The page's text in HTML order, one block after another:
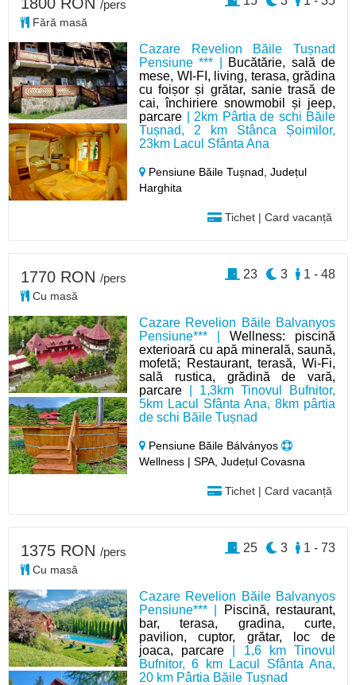
Cazare Revelion Băile Tușnad
Pensiune *** |
Bucătărie, sală de
mese, WI-FI, living, terasa, grădina
cu foișor și grătar, sanie trasă de
cai, închiriere snowmobil și jeep,
parcare | 2km Pârtia de schi Băile
Tușnad, 2 km Stânca Șoimilor,
23km Lacul Sfânta Ana
Pensiune Băile Tușnad,Județul
Harghita
Tichet | Card vacanță
/pers
Fără masă
Cazare Revelion Băile Balvanyos
Pensiune*** |Wellness: piscină
exterioară cu apă minerală, saună,
mofetă; Restaurant, terasă, Wi-Fi,
sală rustica, grădină de vară,
parcare | 1,3km Tinovul Bufnitor,
5km Lacul Sfânta Ana, 8km pârtia
de schi Băile Tușnad
Pensiune Băile Bálványos
Wellness | SPA, Județul Covasna
Tichet | Card vacanță
1770 RON /pers
Cu masă
1 - 48
3
23
Cazare Revelion Băile Balvanyos
Pensiune*** |
Piscină, restaurant,
bar, terasa, gradina, curte,
pavilion, cuptor, grătar, loc de
joaca, parcare | 1,6 km Tinovul
Bufnitor, 6 km Lacul Sfânta Ana,
20 km Pârtia Băile Tușnad
1375 RON /pers
Cu masă
1 - 73
3
25